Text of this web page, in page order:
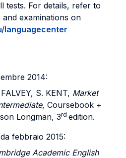
tests. For details, refer to
examinations on
languagecenter
2014:
S. KENT, Market
, Coursebook +
Longman, 3rd edition.
febbraio 2015:
Academic English